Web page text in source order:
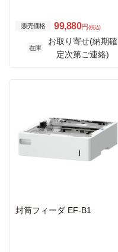
販売価格 99,880円 (税込)
在庫
お取り寄せ(納期確
定次第ご連絡)
封筒フィーダ EF-B1